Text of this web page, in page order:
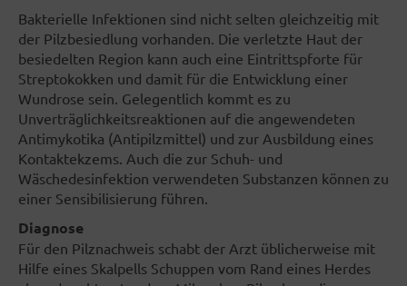
Bakterielle Infektionen sind nicht selten gleichzeitig mit
der Pilzbesiedlung vorhanden. Die verletzte Haut der
besiedelten Region kann auch eine Eintrittspforte für
Streptokokken und damit für die Entwicklung einer
Wundrose sein. Gelegentlich kommt es zu
Unverträglichkeitsreaktionen auf die angewendeten
Antimykotika (Antipilzmittel) und zur Ausbildung eines
Kontaktekzems. Auch die zur Schuh- und
Wäschedesinfektion verwendeten Substanzen können zu
einer Sensibilisierung führen.
Diagnose
Für den Pilznachweis schabt der Arzt üblicherweise mit
Hilfe eines Skalpells Schuppen vom Rand eines Herdes